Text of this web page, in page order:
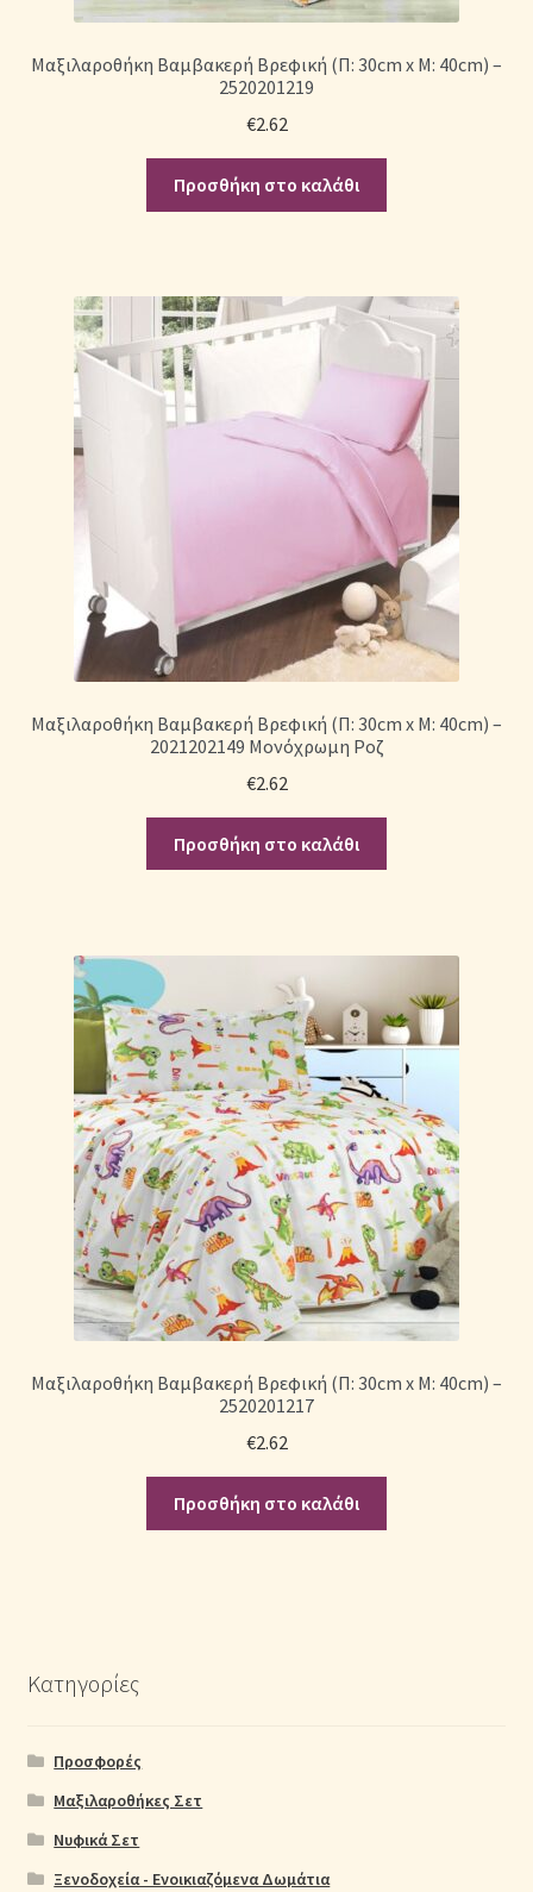
Μαξιλαροθήκη Βαμβακερή Βρεφική (Π: 30cm x Μ: 40cm) –
2520201219
€2.62
Προσθήκη στο καλάθι
Μαξιλαροθήκη Βαμβακερή Βρεφική (Π: 30cm x Μ: 40cm) –
2021202149 Μονόχρωμη Ροζ
€2.62
Προσθήκη στο καλάθι
Μαξιλαροθήκη Βαμβακερή Βρεφική (Π: 30cm x Μ: 40cm) –
2520201217
€2.62
Προσθήκη στο καλάθι
Κατηγορίες
Προσφορές
Μαξιλαροθήκες Σετ
Νυφικά Σετ
Ξενοδοχεία - Ενοικιαζόμενα Δωμάτια